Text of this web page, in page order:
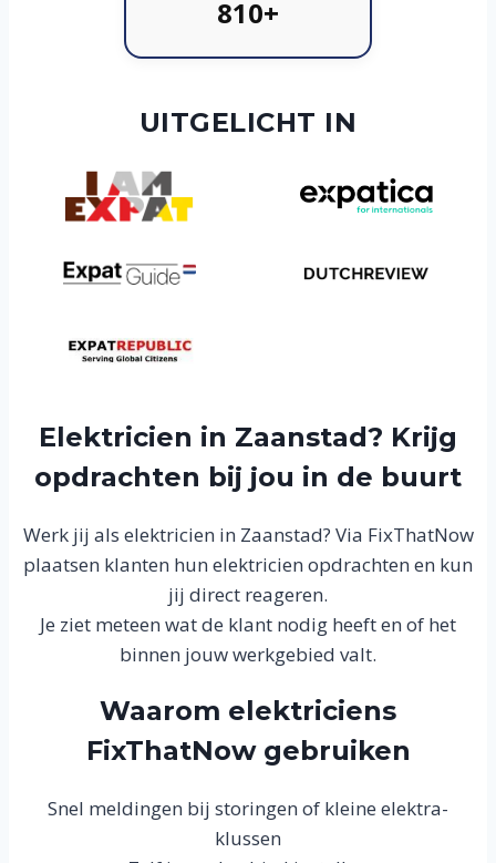
810+
UITGELICHT IN
Elektricien in Zaanstad? Krijg
opdrachten bij jou in de buurt
Werk jij als elektricien in Zaanstad? Via FixThatNow
plaatsen klanten hun elektricien opdrachten en kun
jij direct reageren.
Je ziet meteen wat de klant nodig heeft en of het
binnen jouw werkgebied valt.
Waarom elektriciens
FixThatNow gebruiken
Snel meldingen bij storingen of kleine elektra-
klussen